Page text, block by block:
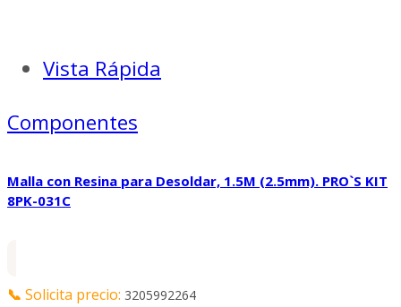
Vista Rápida
Componentes
Malla con Resina para Desoldar, 1.5M (2.5mm). PRO`S KIT
8PK-031C
📞 Solicita precio: 3205992264